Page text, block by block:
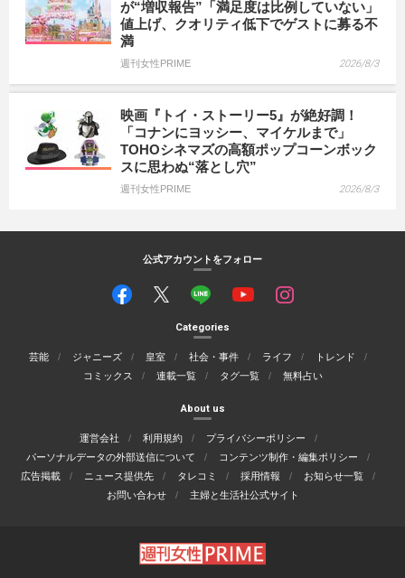
が“増収報告”「満足度は比例していない」
値上げ、クオリティ低下でゲストに募る不
満
週刊女性PRIME 2026/8/3
映画『トイ・ストーリー5』が絶好調！
「コナンにヨッシー、マイケルまで」
TOHOシネマズの高額ポップコーンボック
スに思わぬ“落とし穴”
週刊女性PRIME 2026/8/3
公式アカウントをフォロー
Categories
芸能 ジャニーズ 皇室 社会・事件 ライフ
トレンド
コミックス
連載一覧 タグ一覧 無料占い
About us
運営会社 利用規約
プライバシーポリシー
パーソナルデータの外部送信について
コンテンツ制作・編集ポリシー
広告掲載
ニュース提供先 タレコミ 採用情報
お知らせ一覧
お問い合わせ
主婦と生活社公式サイト